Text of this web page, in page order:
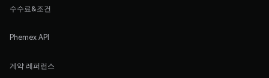
수수료&조건
Phemex API
계약 레퍼런스